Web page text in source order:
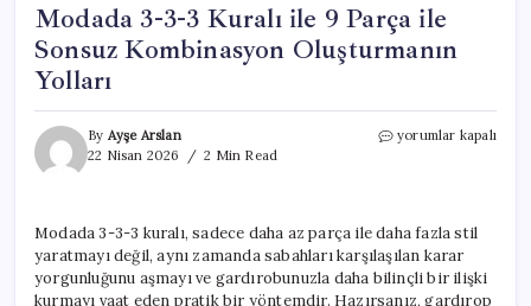
Modada 3-3-3 Kuralı ile 9 Parça ile
Sonsuz Kombinasyon Oluşturmanın
Yolları
By Ayşe Arslan
22 Nisan 2026
2 Min Read
Modada
ile
9
Parça
ile
yorumlar kapalı
Modada 3-3-3 kuralı, sadece daha az parça ile daha fazla stil
yaratmayı değil, aynı zamanda sabahları karşılaşılan karar
yorgunluğunu aşmayı ve gardırobunuzla daha bilinçli bir ilişki
kurmayı vaat eden pratik bir yöntemdir. Hazırsanız, gardırop